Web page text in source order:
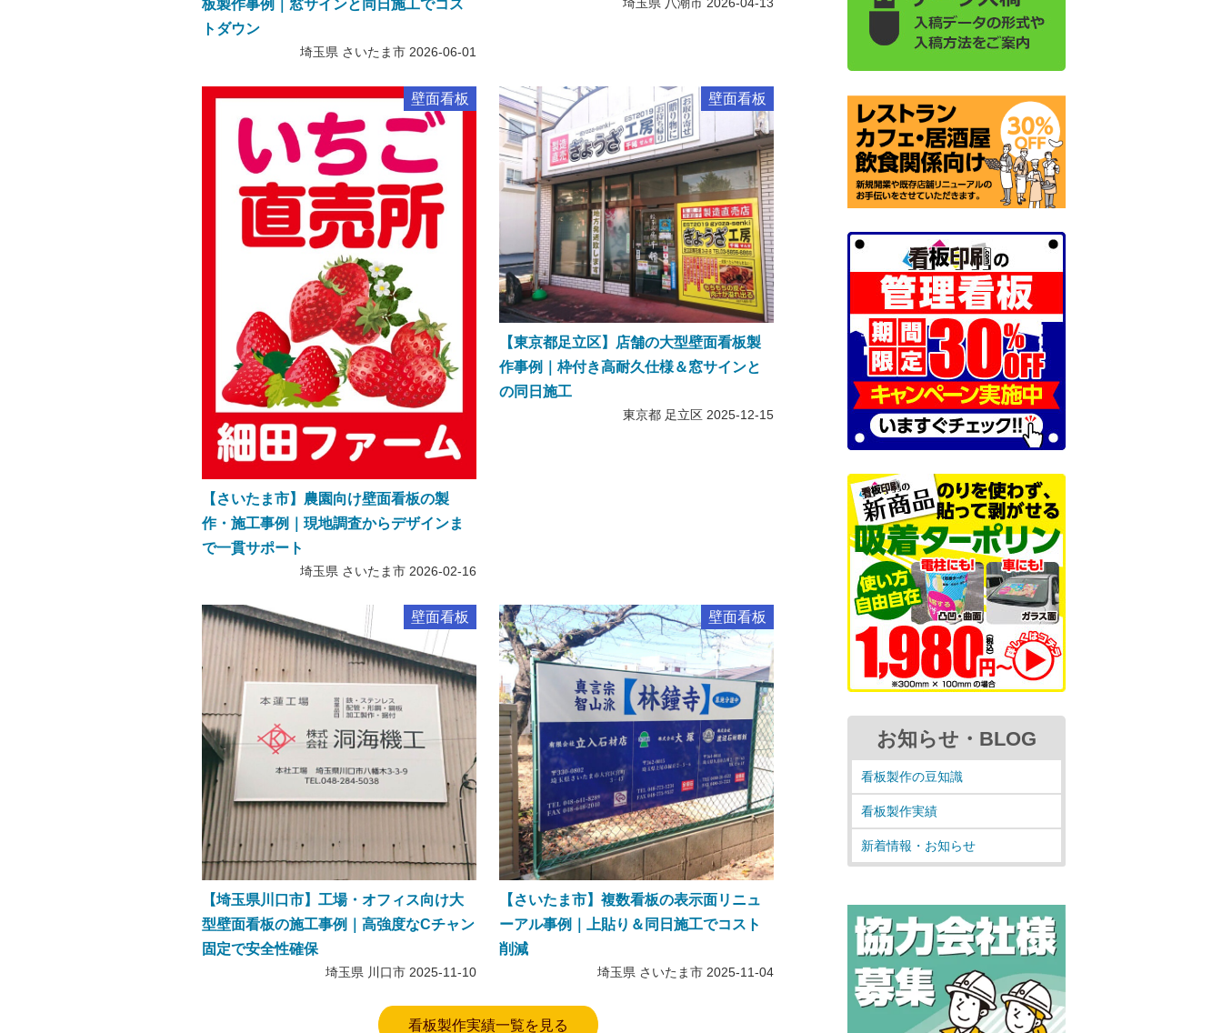
板製作事例｜窓サインと同日施工でコス
トダウン
埼玉県 さいたま市 2026-06-01
壁面看板
【さいたま市】農園向け壁面看板の製
作・施工事例｜現地調査からデザインま
で一貫サポート
埼玉県 さいたま市 2026-02-16
壁面看板
【東京都足立区】店舗の大型壁面看板製
作事例｜枠付き高耐久仕様＆窓サインと
の同日施工
東京都 足立区 2025-12-15
壁面看板
【埼玉県川口市】工場・オフィス向け大
型壁面看板の施工事例｜高強度なCチャン
固定で安全性確保
埼玉県 川口市 2025-11-10
壁面看板
【さいたま市】複数看板の表示面リニュ
ーアル事例｜上貼り＆同日施工でコスト
削減
埼玉県 さいたま市 2025-11-04
看板製作実績一覧を見る
お知らせ・BLOG
看板製作の豆知識
看板製作実績
新着情報・お知らせ